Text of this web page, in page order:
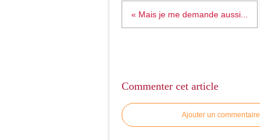
« Mais je me demande aussi...
Commenter cet article
Ajouter un commentaire